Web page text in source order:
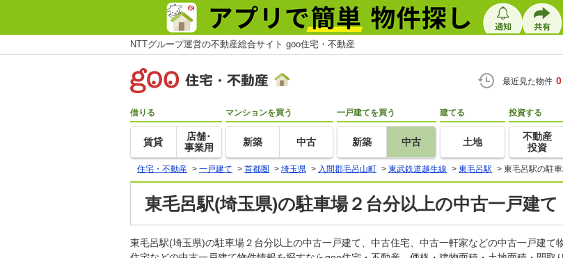
NTTグループ運営の不動産総合サイト goo住宅・不動産
最近見た物件 0
借りる
賃貸
店舗･
事業用
マンションを買う
新築 中古
一戸建てを買う
新築 中古
建てる
土地
投資する
不動産
投資
住宅・不動産 > 一戸建て > 首都圏 > 埼玉県 > 入間郡毛呂山町 > 東武鉄道越生線 > 東毛呂駅 > 東毛呂駅の駐
東毛呂駅(埼玉県)の駐車場２台分以上の中古一戸建
東毛呂駅(埼玉県)の駐車場２台分以上の中古一戸建て、中古住宅、中古一軒家などの中古一戸建